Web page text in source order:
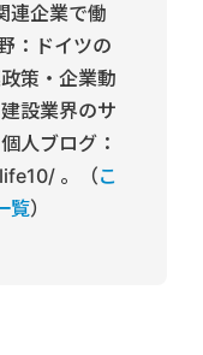
連企業で働
：ドイツの
策・企業動
設業界のサ
人ブログ：
。（こ
覧）